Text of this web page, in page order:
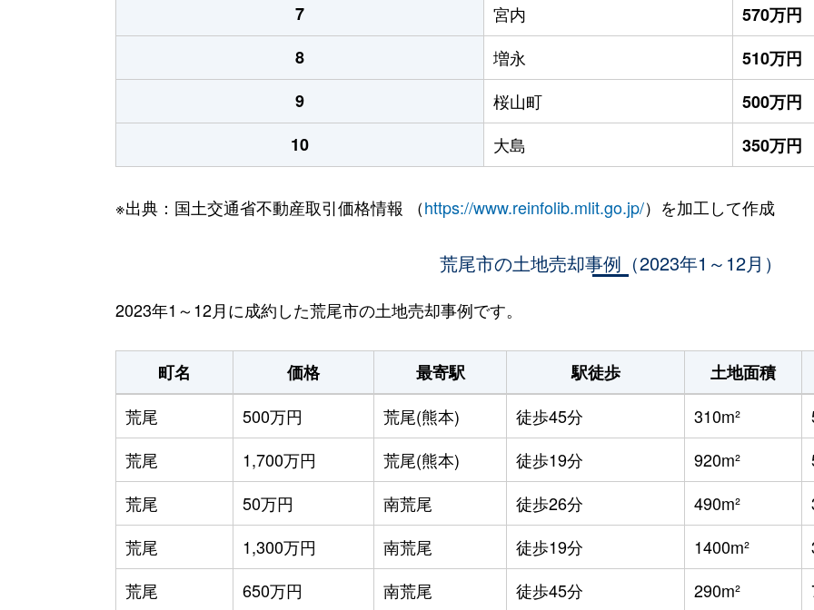
7
宮内
570万円
8
増永
510万円
9
桜山町
500万円
10
大島 350万円
※出典：国土交通省不動産取引価格情報 （https://www.reinfolib.mlit.go.jp/）を加工して作成
荒尾市の土地売却事例（2023年1～12月）
2023年1～12月に成約した荒尾市の土地売却事例です。
町名 価格 最寄駅 駅徒歩 土地面積
荒尾
500万円 荒尾(熊本) 徒歩45分 310m²
荒尾
1,700万円 荒尾(熊本) 徒歩19分 920m²
荒尾
50万円 南荒尾 徒歩26分 490m²
荒尾
1,300万円 南荒尾 徒歩19分 1400m²
荒尾
650万円 南荒尾 徒歩45分 290m²